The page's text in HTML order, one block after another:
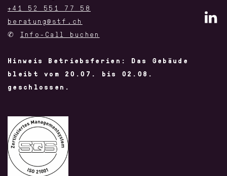
+41 52 551 77 58
beratung@stf.ch
✆ Info-Call buchen
Hinweis Betriebsferien: Das Gebäude
bleibt vom 20.07. bis 02.08.
geschlossen.